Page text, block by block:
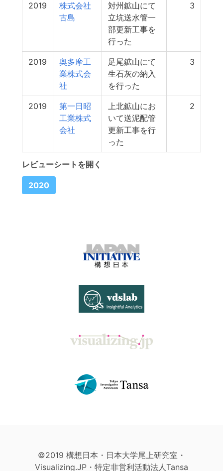
2019
株式会社
古島
対州鉱山にて
立坑送水管一
部更新工事を
行った
3
2019
奥多摩工
業株式会
社
足尾鉱山にて
生石灰の納入
を行った
3
2019
第一日昭
工業株式
会社
上北鉱山にお
いて送泥配管
更新工事を行
った
2
レビューシートを開く
2020
©2019 構想日本・日本大学尾上研究室・
Visualizing.JP・特定非営利活動法人Tansa